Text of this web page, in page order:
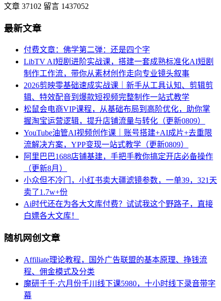
文章 37102 留言 1437052
最新文章
付费文章：佛学第二弹：还是四个字
LibTV AI短剧进阶实战课，搭建一套成熟标准化AI短剧
制作工作流，带你从素材创作走向专业镜头叙事
2026剪映零基础速成实战课｜新手从工具认知、剪辑剪
辑、特效配音到爆款短视频完整制作一站式教学
松鼠会电商VIP课程，从基础布局到高阶优化，助你掌
握淘宝运营逻辑，提升店铺流量与转化（更新0809）
YouTube油管AI视频创作课｜账号搭建+AI成片+去重限
流解决方案，YPP变现一站式教学（更新0809）
阿里巴巴1688店铺基建，手把手教你搞定开店必备操作
（更新8月）
小众但不冷门，小红书卖大疆滤镜参数，一单39，321天
卖了1.7w+份
Ai时代还在为各大文库付费？试试我这个野路子，直接
白嫖各大文库！
随机网创文章
Affiliate理论教程，国外广告联盟的基本原理、挣钱流
程、佣金模式及分类
魔研千千·六月份千川线下课5980，十小时线下录音带字
幕